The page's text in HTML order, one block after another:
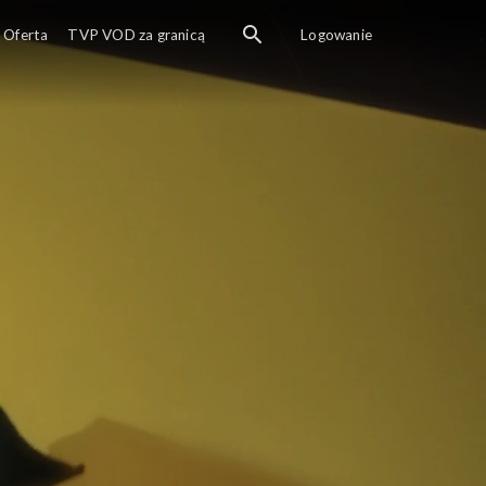
Oferta TVP VOD za granicą Logowanie